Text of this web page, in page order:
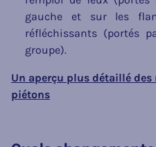
gauche et sur les
réfléchissants (portés
groupe).
Un aperçu plus détaillé
piétons